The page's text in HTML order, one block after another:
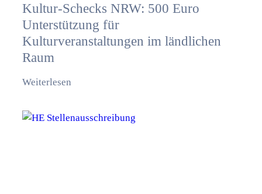
Kultur-Schecks NRW: 500 Euro
Unterstützung für
Kulturveranstaltungen im ländlichen
Raum
Weiterlesen